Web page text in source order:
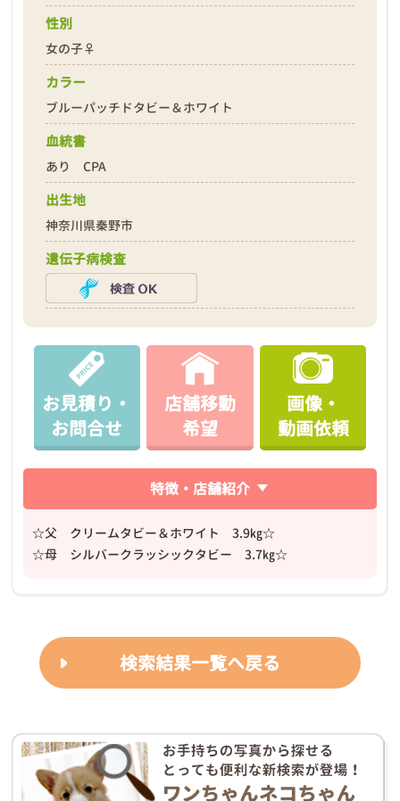
❮ ❯
性別
女の子♀
カラー
ブルーパッチドタビー＆ホワイト
血統書
あり CPA
出生地
神奈川県秦野市
遺伝子病検査
お見積り・
お問合せ
店舗移動
希望
画像・
動画依頼
特徴・店舗紹介
☆父 クリームタビー＆ホワイト 3.9㎏☆
☆母 シルバークラッシックタビー 3.7㎏☆
検索結果一覧へ戻る